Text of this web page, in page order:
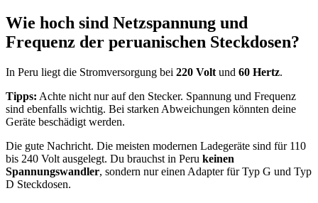
Wie hoch sind Netzspannung und
Frequenz der peruanischen Steckdosen?
In Peru liegt die Stromversorgung bei 220 Volt und 60 Hertz.
Tipps: Achte nicht nur auf den Stecker. Spannung und Frequenz
sind ebenfalls wichtig. Bei starken Abweichungen könnten deine
Geräte beschädigt werden.
Die gute Nachricht. Die meisten modernen Ladegeräte sind für 110
bis 240 Volt ausgelegt. Du brauchst in Peru keinen
Spannungswandler, sondern nur einen Adapter für Typ G und Typ
D Steckdosen.